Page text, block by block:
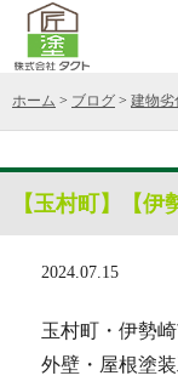
ホーム > ブログ > 建物劣
【玉村町】【伊
2024.07.15
玉村町・伊勢
外壁・屋根塗